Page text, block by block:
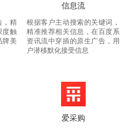
，精
度触
牌美
信息流
根据客户主动搜索的关键词，
精准推荐相关信息，在百度系
资讯流中穿插的原生广告，用
户潜移默化接受信息
爱采购